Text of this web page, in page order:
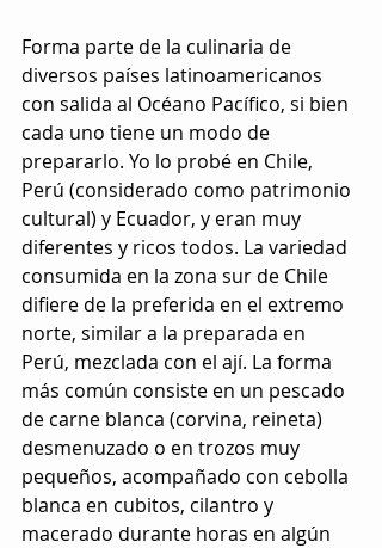
Forma parte de la culinaria de
diversos países latinoamericanos
con salida al Océano Pacífico, si bien
cada uno tiene un modo de
prepararlo. Yo lo probé en Chile,
Perú (considerado como patrimonio
cultural) y Ecuador, y eran muy
diferentes y ricos todos. La variedad
consumida en la zona sur de Chile
difiere de la preferida en el extremo
norte, similar a la preparada en
Perú, mezclada con el ají. La forma
más común consiste en un pescado
de carne blanca (corvina, reineta)
desmenuzado o en trozos muy
pequeños, acompañado con cebolla
blanca en cubitos, cilantro y
macerado durante horas en algún